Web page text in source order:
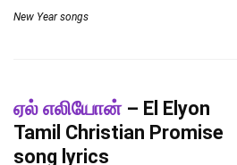
New Year songs
ஏல் எலியோன்– El Elyon
Tamil Christian Promise
song lyrics